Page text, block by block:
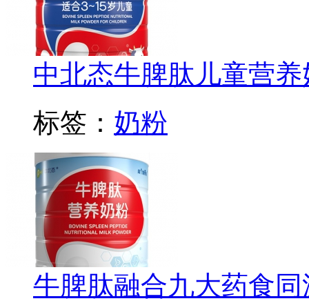
中北态牛脾肽儿童营
标签： 奶粉
牛脾肽融合九大药食